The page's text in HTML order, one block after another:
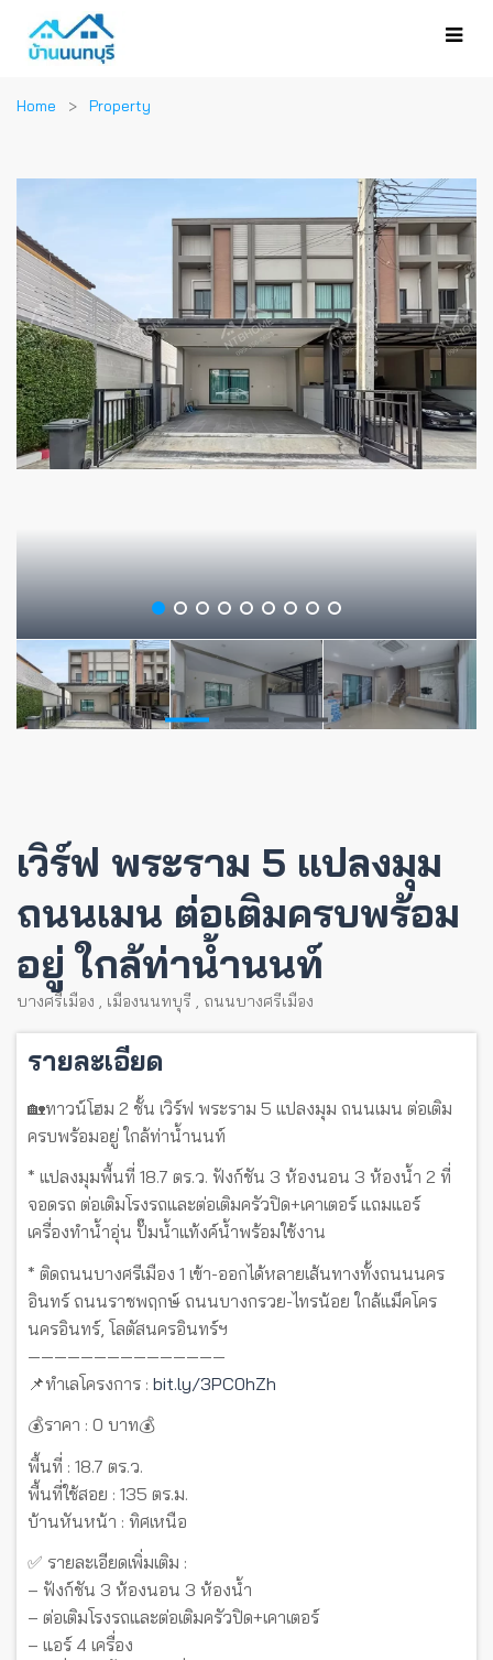
Home Property
เวิร์ฟ พระราม 5 แปลงมุม
ถนนเมน ต่อเติมครบพร้อม
อยู่ ใกล้ท่าน้ำนนท์
บางศรีเมือง , เมืองนนทบุรี , ถนนบางศรีเมือง
รายละเอียด
🏡ทาวน์โฮม 2 ชั้น เวิร์ฟ พระราม 5 แปลงมุม ถนนเมน ต่อเติม
ครบพร้อมอยู่ ใกล้ท่าน้ำนนท์
* แปลงมุมพื้นที่ 18.7 ตร.ว. ฟังก์ชัน 3 ห้องนอน 3 ห้องน้ำ 2 ที่
จอดรถ ต่อเติมโรงรถและต่อเติมครัวปิด+เคาเตอร์ แถมแอร์
เครื่องทำน้ำอุ่น ปั๊มน้ำแท้งค์น้ำพร้อมใช้งาน
* ติดถนนบางศรีเมือง 1 เข้า-ออกได้หลายเส้นทางทั้งถนนนคร
อินทร์ ถนนราชพฤกษ์ ถนนบางกรวย-ไทรน้อย ใกล้แม็คโคร
นครอินทร์, โลตัสนครอินทร์ฯ
———————————————
📌ทำเลโครงการ : bit.ly/3PC0hZh
💰ราคา : 0 บาท💰
พื้นที่ : 18.7 ตร.ว.
พื้นที่ใช้สอย : 135 ตร.ม.
บ้านหันหน้า : ทิศเหนือ
✅ รายละเอียดเพิ่มเติม :
– ฟังก์ชัน 3 ห้องนอน 3 ห้องน้ำ
– ต่อเติมโรงรถและต่อเติมครัวปิด+เคาเตอร์
– แอร์ 4 เครื่อง